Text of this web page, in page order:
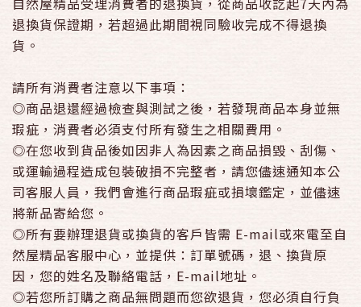
退換貨保證期，若超過此期間視同驗收完成不得退換
貨。
請所有消費者注意以下事項：
◎商品退還經過檢查與測試之後，若發現商品本身並無
瑕疵，消費者必須支付所有發生之相關費用。
◎在您收到貨品後如因非人為因素之商品損毀、刮傷、
或運輸過程造成包裝破損不完整者，請您儘速通知本公
司客服人員，我們會進行商品瑕疵或損壞鑑定，並儘速
將新品寄給您。
◎所有要辦理退貨或換貨的客戶皆需 E-mail或來電至自
然屋精品客服中心，並提供：訂單號碼，退、換貨原
因，您的姓名及聯絡電話，E-mail地址。
◎若您所訂購之商品無問題而您欲退貨，您必須自行負